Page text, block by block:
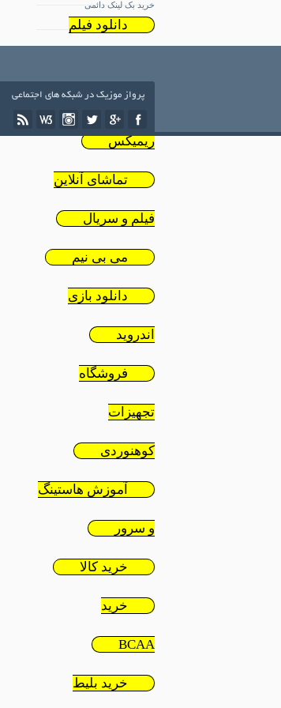
خرید بک لینک دائمی
دانلود فیلم
دانلود
ریمیکس
تماشای آنلاین
فیلم و سریال
می بی نیم
دانلود بازی
اندروید
فروشگاه
تجهیزات
کوهنوردی
آموزش هاستینگ
و سرور
خرید کالا
خرید
BCAA
خرید بلیط
پرواز موزیک در شبکه های اجتماعی